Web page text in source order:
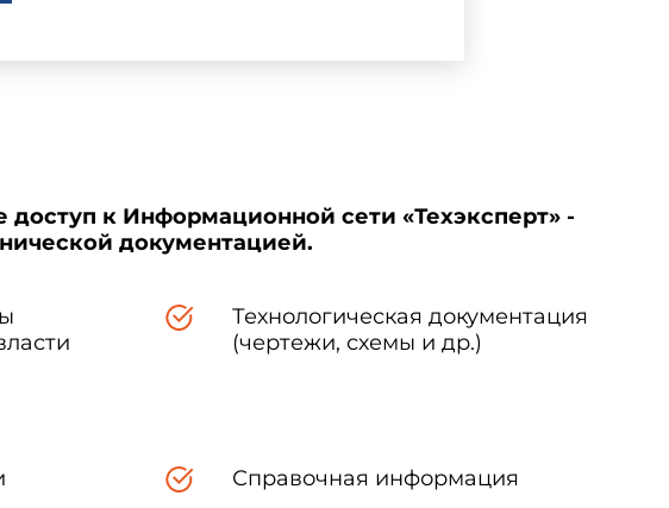
к Информационной сети «Техэксперт» -
документацией.
Технологическая документация
(чертежи, схемы и др.)
Справочная информация